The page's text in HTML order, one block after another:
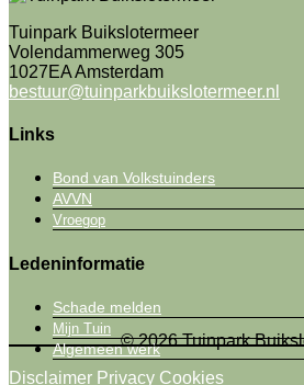
Tuinpark Buikslotermeer
Volendammerweg 305
1027EA Amsterdam
bestuur@tuinparkbuikslotermeer.nl
Links
Bond van Volkstuinders
AVVN
Vroegop
Ledeninformatie
Schade melden
Mijn Tuin
Algemeen werk© 2026 Tuinpark
Disclaimer Privacy Cookies